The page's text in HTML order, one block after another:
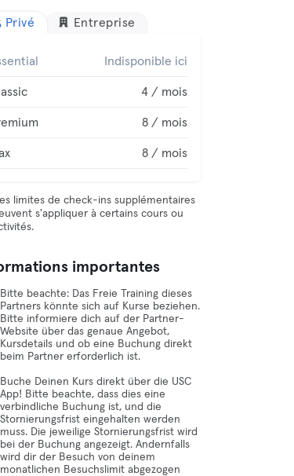
Privé Entreprise
Indisponible ici
4 / mois
8 / mois
8 / mois
limites de check-ins supplémentaires
s'appliquer à certains cours ou
importantes
Bitte beachte: Das Freie Training dieses
Partners könnte sich auf Kurse beziehen.
Bitte informiere dich auf der Partner-
Website über das genaue Angebot,
Kursdetails und ob eine Buchung direkt
beim Partner erforderlich ist.
Buche Deinen Kurs direkt über die USC
App! Bitte beachte, dass dies eine
verbindliche Buchung ist, und die
Stornierungsfrist eingehalten werden
muss. Die jeweilige Stornierungsfrist wird
bei der Buchung angezeigt. Andernfalls
wird dir der Besuch von deinem
monatlichen Besuchslimit abgezogen